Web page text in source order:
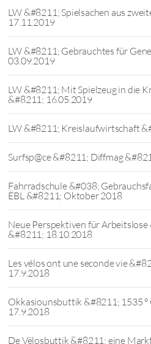
LW &#8211; Spielsachen aus
17.11.2019
LW &#8211; Gebrauchtes für
03.09.2019
LW &#8211; Mit Spielzeug in die
&#8211; 16.05.2019
LW &#8211; Kreislaufwirtschaft
Surfsp@ce &#8211; Diffmag
Fahrradschule &#038;
ËBL &#8211; Oktober 2018
Neue Perspektiven für Arbeitslose
&#8211; 18.10.2018
Les vélos ont une seconde vie
17.9.2018
Okkasiounsbuttik &#8211; 1535
17.9.2018
De Vëlosbuttik &#8211; eine